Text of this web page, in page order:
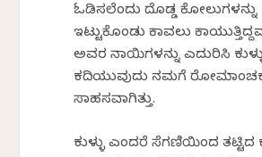
ಓಡಿಸಲೆಂದು ದೊಡ್ಡ ಕೋಲುಗಳನ್ನು
ಇಟ್ಟುಕೊಂಡು ಕಾವಲು
ಅವರ ನಾಯಿಗಳನ್ನು ಎದುರಿಸಿ
ಕದಿಯುವುದು ನಮಗೆ
ಸಾಹಸವಾಗಿತ್ತು.
ಕುಳ್ಳು ಎಂದರೆ ಸೆಗಣಿಯಿಂದ ತಟ್ಟಿದ